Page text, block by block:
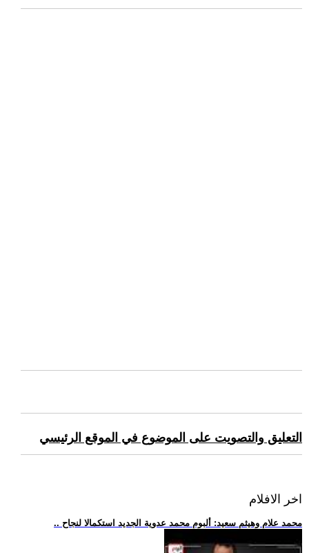
التعليق والتصويت على الموضوع في الموقع الرئيسي
اخر الافلام
.. محمد علام وهيثم سعيد: ألبوم محمد عدوية الجديد استكمالا لنجاح